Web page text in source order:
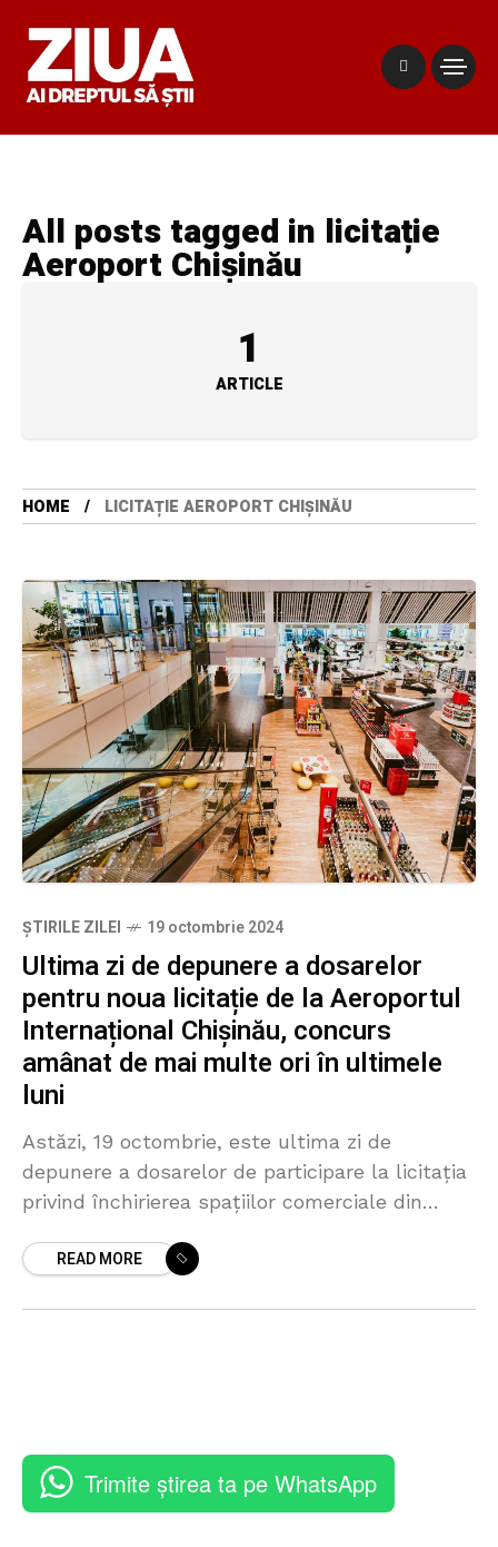
All posts tagged in licitație
Aeroport Chișinău
1
ARTICLE
HOME LICITAȚIE AEROPORT CHIȘINĂU
ȘTIRILE ZILEI 19 octombrie 2024
Ultima zi de depunere a dosarelor
pentru noua licitație de la Aeroportul
Internațional Chișinău, concurs
amânat de mai multe ori în ultimele
luni
Astăzi, 19 octombrie, este ultima zi de
depunere a dosarelor de participare la licitația
privind închirierea spațiilor comerciale din
care urma să aibă loc la sfârșitul
READ MORE
Trimite știrea ta pe WhatsApp